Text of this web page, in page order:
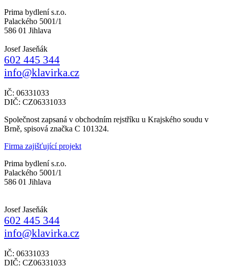
Prima bydlení s.r.o.
Palackého 5001/1
586 01 Jihlava
Josef Jaseňák
602 445 344
info@klavirka.cz
IČ: 06331033
DIČ: CZ06331033
Společnost zapsaná v obchodním rejstříku u Krajského soudu v
Brně, spisová značka C 101324.
Firma zajišťující projekt
Prima bydlení s.r.o.
Palackého 5001/1
586 01 Jihlava
Josef Jaseňák
602 445 344
info@klavirka.cz
IČ: 06331033
DIČ: CZ06331033